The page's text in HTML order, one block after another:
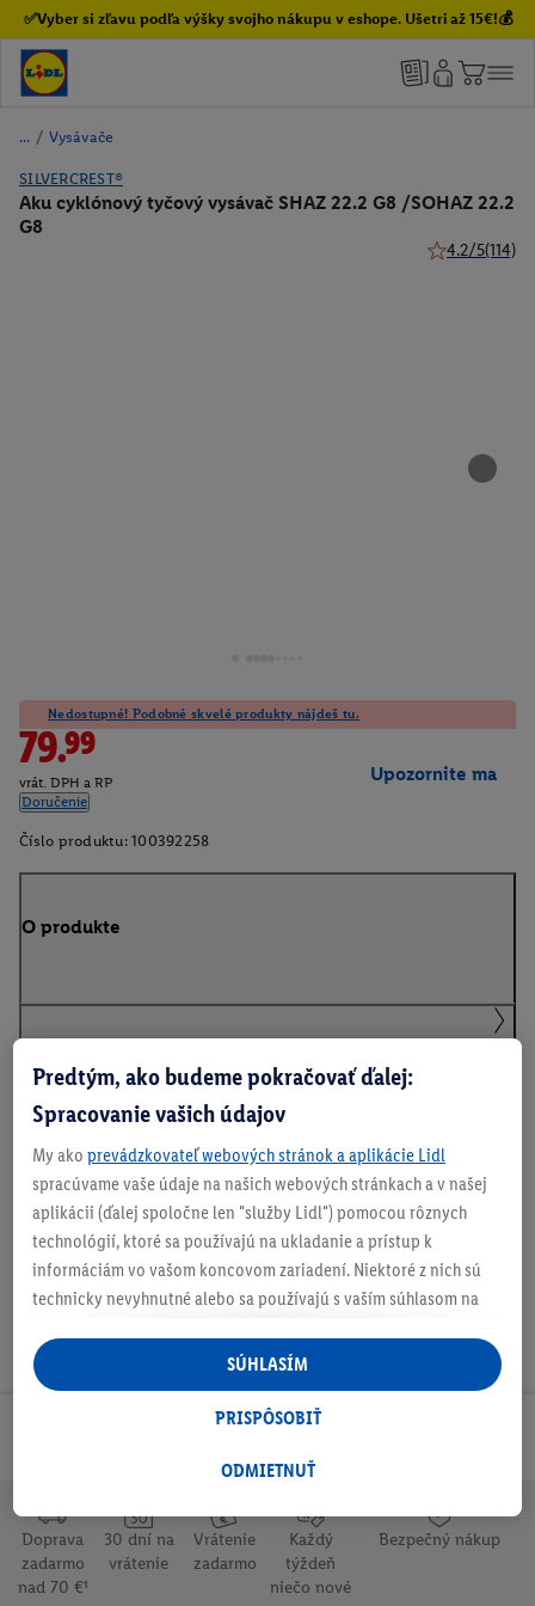
✅Vyber si zľavu podľa výšky svojho nákupu v eshope. Ušetri až 15€!💰
/ Vysávače
SILVERCREST®
Aku cyklónový tyčový vysávač SHAZ 22.2 G8 /SOHAZ 22.2
G8
4.2/5(114)
Nedostupné! Podobné skvelé produkty nájdeš tu.
79.99
vrát. DPH a RP
Doručenie
Upozornite ma
Číslo produktu: 100392258
O produkte
batériách
Na stiahnutie
Doprava
zadarmo
nad 70 €¹
30 dní na
vrátenie
Vrátenie
zadarmo
Každý
týždeň
niečo nové
Bezpečný nákup
Predtým, ako budeme pokračovať ďalej:
Spracovanie vašich údajov
My ako prevádzkovateľ webových stránok a aplikácie Lidl
spracúvame vaše údaje na našich webových stránkach a v našej
aplikácii (ďalej spoločne len "služby Lidl") pomocou rôznych
technológií, ktoré sa používajú na ukladanie a prístup k
informáciám vo vašom koncovom zariadení. Niektoré z nich sú
technicky nevyhnutné alebo sa používajú s vaším súhlasom na
personalizovanú reklamu v rámci služieb Lidl aj mimo nich. Ak
ste účastníkom programu Lidl Plus, na tieto účely sa spracúvajú
aj údaje z vášho nákupného správania v obchode.
následne si vytvoríte účet Lidl Plus alebo sa prihlásite do svojho
tiež vytvoriť špeciálny online identifikátor z e-mailovej adresy,
ktorú tam uvediete, aby sme vás mohli rozpoznať v službách
prevádzkovaných tretími stranami a zobrazovať vám
ODMIETNUŤ
PRISPÔSOBIŤ
SÚHLASÍM